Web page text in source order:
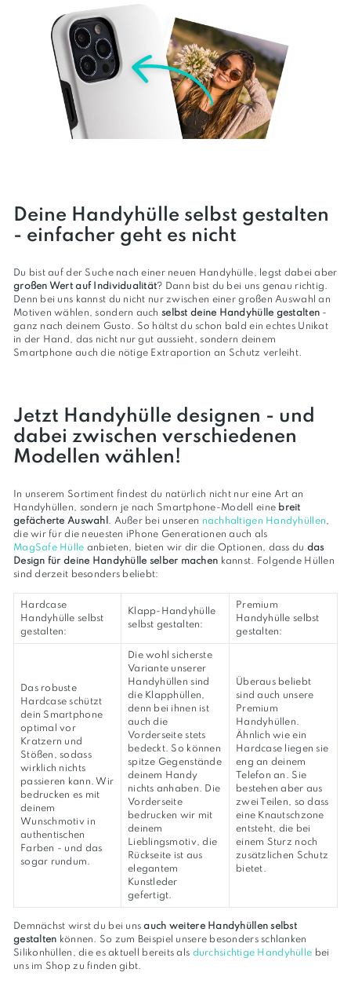
Deine Handyhülle selbst gestalten
- einfacher geht es nicht
Du bist auf der Suche nach einer neuen Handyhülle, legst dabei aber
großen Wert auf Individualität? Dann bist du bei uns genau richtig.
Denn bei uns kannst du nicht nur zwischen einer großen Auswahl an
Motiven wählen, sondern auchselbst deine Handyhülle gestalten -
ganz nach deinem Gusto. So hältst du schon bald ein echtes Unikat
in der Hand, das nicht nur gut aussieht, sondern deinem
Smartphone auch die nötige Extraportion an Schutz verleiht.
Jetzt Handyhülle designen - und
dabei zwischen verschiedenen
Modellen wählen!
In unserem Sortiment findest du natürlich nicht nur eine Art an
Handyhüllen, sondern je nach Smartphone-Modell eine breit
gefächerte Auswahl . Außer bei unseren nachhaltigen Handyhüllen,
die wir für die neuesten iPhone Generationen auch als
MagSafe Hülle anbieten, bieten wir dir die Optionen, dass du das
Design für deine Handyhülle selber machen kannst. Folgende Hüllen
sind derzeit besonders beliebt:
Hardcase
Handyhülle selbst
gestalten:
Klapp-Handyhülle
selbst gestalten:
Premium
Handyhülle selbst
gestalten:
Das robuste
Hardcase schützt
dein Smartphone
optimal vor
Kratzern und
Stößen, sodass
wirklich nichts
passieren kann. Wir
bedrucken es mit
deinem
Wunschmotiv in
authentischen
Farben - und das
sogar rundum.
Die wohl sicherste
Variante unserer
Handyhüllen sind
die Klapphüllen,
denn bei ihnen ist
auch die
Vorderseite stets
bedeckt. So können
spitze Gegenstände
deinem Handy
nichts anhaben. Die
Vorderseite
bedrucken wir mit
deinem
Lieblingsmotiv, die
Rückseite ist aus
elegantem
Kunstleder
gefertigt.
Überaus beliebt
sind auch unsere
Premium
Handyhüllen.
Ähnlich wie ein
Hardcase liegen sie
eng an deinem
Telefon an. Sie
bestehen aber aus
zwei Teilen, so dass
eine Knautschzone
entsteht, die bei
einem Sturz noch
zusätzlichen Schutz
bietet.
Demnächst wirst du bei unsauch weitere Handyhüllen selbst
gestalten können. So zum Beispiel unsere besonders schlanken
Silikonhüllen, die es aktuell bereits als durchsichtige Handyhülle bei
uns im Shop zu finden gibt.